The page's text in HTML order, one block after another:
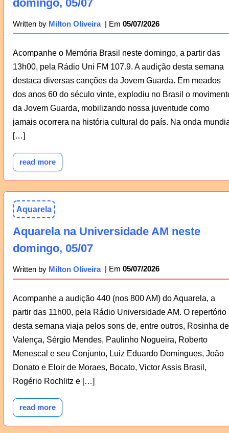
domingo, 05/07
Written by Milton Oliveira 05/07/2026
Acompanhe o Memória Brasil neste domingo, a partir das
13h00, pela Rádio Uni FM 107.9. A audição desta semana
destaca diversas canções da Jovem Guarda. Em meados
dos anos 60 do século vinte, explodiu no Brasil o
da Jovem Guarda, mobilizando nossa juventude como
jamais ocorrera na história cultural do país. Na onda
[…]
read more
Aquarela
Aquarela na Universidade AM neste
domingo, 05/07
Written by Milton Oliveira 05/07/2026
Acompanhe a audição 440 (nos 800 AM) do Aquarela, a
partir das 11h00, pela Rádio Universidade AM. O repertório
desta semana viaja pelos sons de, entre outros, Rosinha de
Valença, Sérgio Mendes, Paulinho Nogueira, Roberto
Menescal e seu Conjunto, Luiz Eduardo Domingues, João
Donato e Eloir de Moraes, Bocato, Victor Assis Brasil,
Rogério Rochlitz e […]
read more